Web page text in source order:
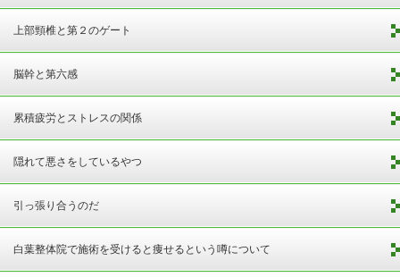
上部頸椎と第２のゲート
脳幹と第六感
累積疲労とストレスの関係
隠れて悪さをしているやつ
引っ張り合うのだ
白葉整体院で施術を受けると痩せるという噂について